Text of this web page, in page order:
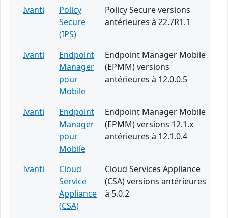
Ivanti
Policy
Secure
(IPS)
Policy Secure versions
antérieures à 22.7R1.1
Ivanti
Endpoint
Manager
pour
Mobile
Endpoint Manager Mobile
(EPMM) versions
antérieures à 12.0.0.5
Ivanti
Endpoint
Manager
pour
Mobile
Endpoint Manager Mobile
(EPMM) versions 12.1.x
antérieures à 12.1.0.4
Ivanti
Cloud
Service
Appliance
(CSA)
Cloud Services Appliance
(CSA) versions antérieures
à 5.0.2